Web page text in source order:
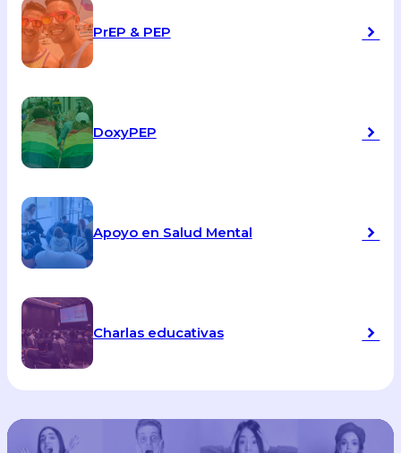
PrEP & PEP
DoxyPEP
Apoyo en Salud Mental
Charlas educativas